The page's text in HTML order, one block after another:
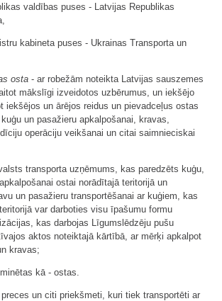
valdības puses - Latvijas Republikas
kabineta puses - Ukrainas Transporta un
osta - ar robežām noteikta Latvijas sauszemes
mākslīgi izveidotos uzbērumus, un iekšējo
iekšējos un ārējos reidus un pievadceļus ostas
un pasažieru apkalpošanai, kravas,
operāciju veikšanai un citai saimnieciskai
transporta uzņēmums, kas paredzēts kuģu,
ostai norādītajā teritorijā un
un pasažieru transportēšanai ar kuģiem, kas
var darboties visu īpašumu formu
kas darbojas Līgumslēdzēju pušu
aktos noteiktajā kārtībā, ar mērķi apkalpot
kravas;
kā - ostas.
un citi priekšmeti, kuri tiek transportēti ar